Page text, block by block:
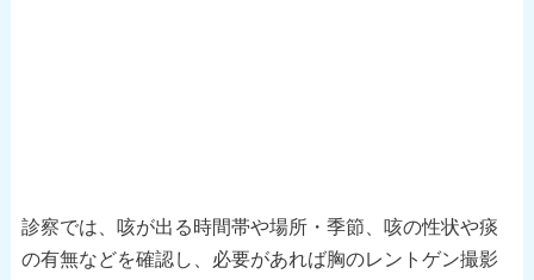
診察では、咳が出る時間帯や場所・季節、咳の性状や痰
の有無などを確認し、必要があれば胸のレントゲン撮影